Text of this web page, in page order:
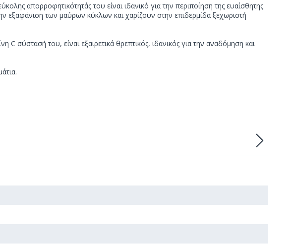
απορροφητικότητάς του είναι ιδανικό για την περιποίηση της ευαίσθητης
εξαφάνιση των μαύρων κύκλων και χαρίζουν στην επιδερμίδα ξεχωριστή
σύστασή του, είναι εξαιρετικά θρεπτικός, ιδανικός για την αναδόμηση και